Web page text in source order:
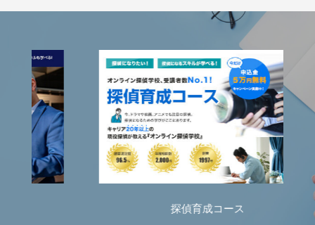
探偵育成コース